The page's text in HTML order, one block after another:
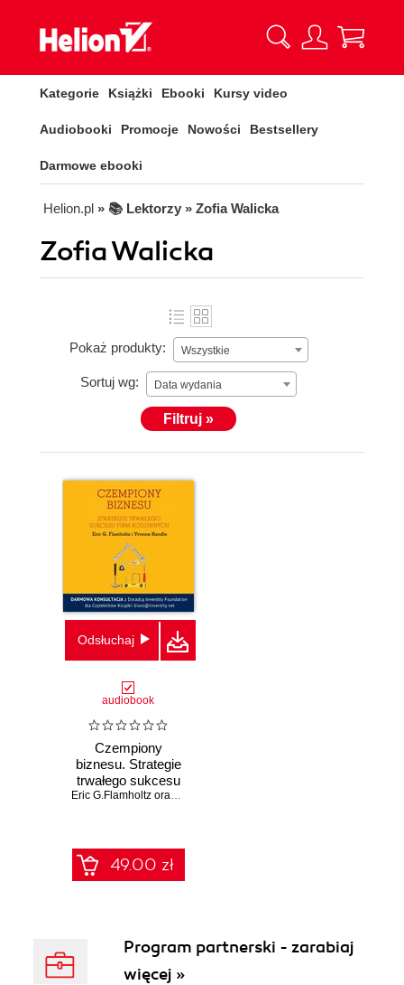
Kategorie Książki Ebooki Kursy video
Audiobooki Promocje Nowości Bestsellery
Darmowe ebooki
Helion.pl » 📚 Lektorzy » Zofia Walicka
Zofia Walicka
Pokaż produkty: Wszystkie
Sortuj wg: Data wydania
Filtruj »
Odsłuchaj
audiobook
Czempiony
biznesu. Strategie
trwałego sukcesu
firm rodzinnychEric G.Flamholtz oraz Yvonne Randle
49.00 zł
Program partnerski - zarabiaj
więcej »